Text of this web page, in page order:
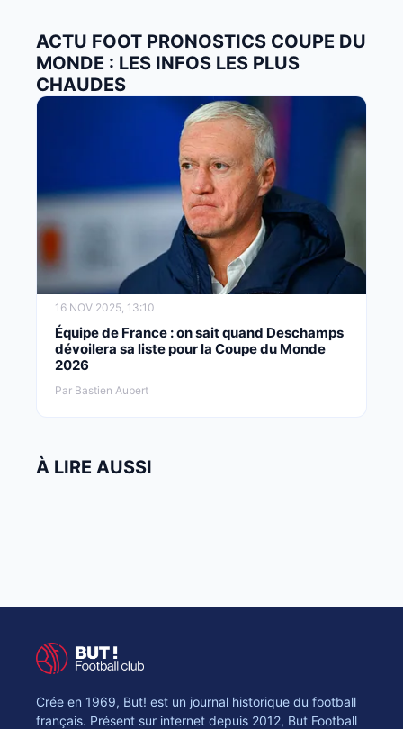
ACTU FOOT PRONOSTICS COUPE DU
MONDE : LES INFOS LES PLUS
CHAUDES
16 NOV 2025, 13:10
Équipe de France : on sait quand Deschamps
dévoilera sa liste pour la Coupe du Monde
2026
Par Bastien Aubert
À LIRE AUSSI
Crée en 1969, But! est un journal historique du football
français. Présent sur internet depuis 2012, But Football